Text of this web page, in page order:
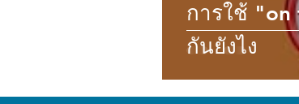
การใช้
กันยังไง